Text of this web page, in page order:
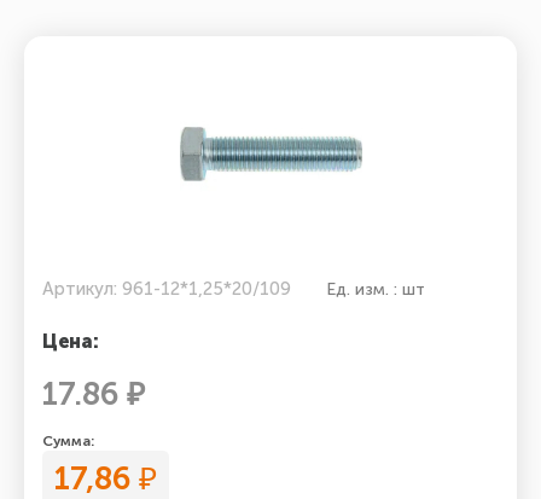
Артикул: 961-12*1,25*20/109 Ед. изм. : шт
Цена:
17.86 ₽
Сумма:
17,86 ₽